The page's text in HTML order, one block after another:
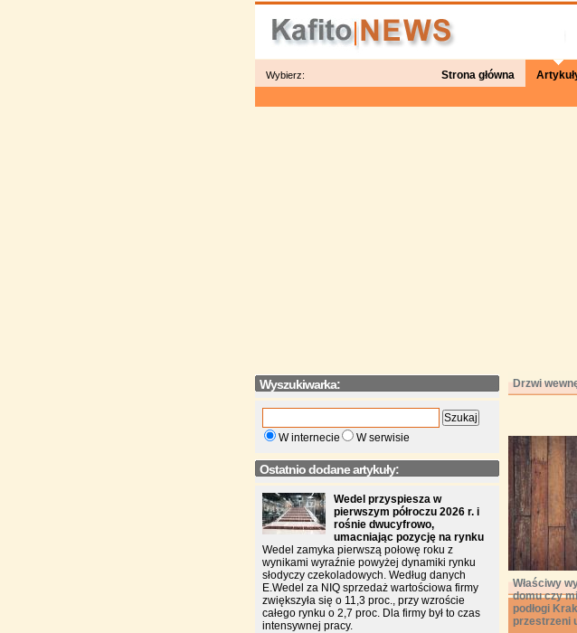
Wybierz: Strona główna
Drzwi
Właściwy
domu czy
podłogi
przestrzeni
Wyszukiwarka:
W internecie W serwisie
Ostatnio dodane artykuły:
Wedel przyspiesza w
pierwszym półroczu 2026 r. i
rośnie dwucyfrowo,
umacniając pozycję na rynku
Wedel zamyka pierwszą połowę roku z
wynikami wyraźnie powyżej dynamiki rynku
słodyczy czekoladowych. Według danych
E.Wedel za NIQ sprzedaż wartościowa firmy
zwiększyła się o 11,3 proc., przy wzroście
całego rynku o 2,7 proc. Dla firmy był to czas
intensywnej pracy.